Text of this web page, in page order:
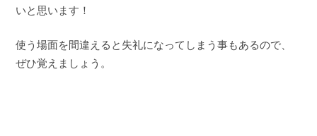
いと思います！
使う場面を間違えると失礼になってしまう事もあるので、
ぜひ覚えましょう。